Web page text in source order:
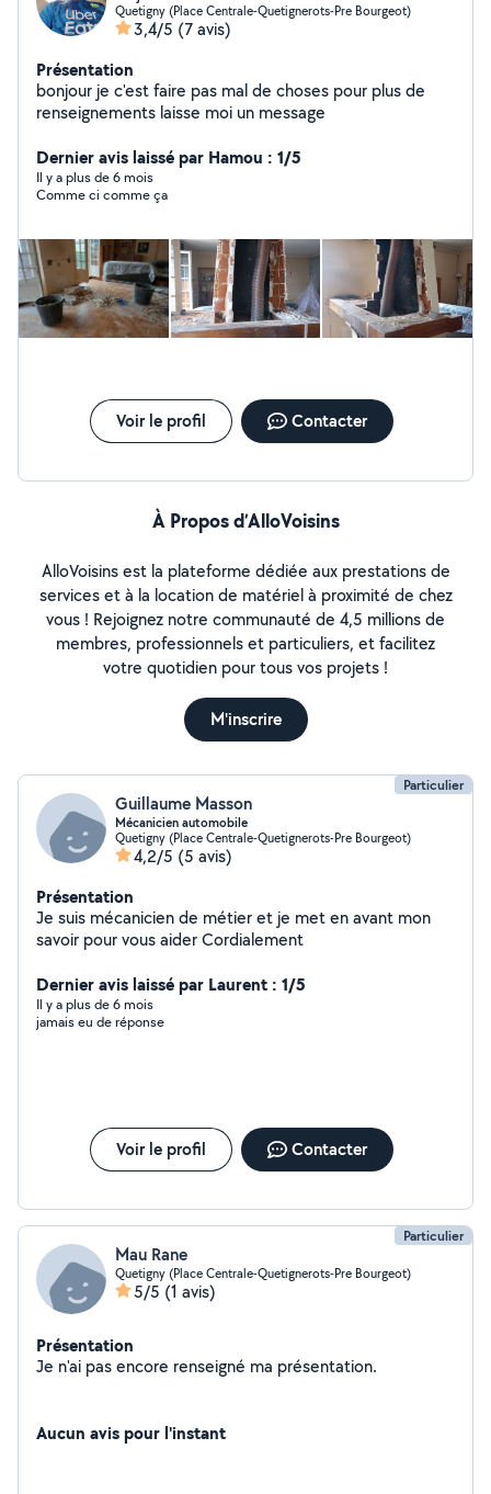
Quetigny (Place Centrale-Quetignerots-Pre Bourgeot)
3,4/5 (7 avis)
Présentation
bonjour je c'est faire pas mal de choses pour plus de
renseignements laisse moi un message
Dernier avis laissé par Hamou : 1/5
Il y a plus de 6 mois
Comme ci comme ça
Voir le profil Contacter
À Propos d’AlloVoisins
AlloVoisins est la plateforme dédiée aux prestations de
services et à la location de matériel à proximité de chez
vous ! Rejoignez notre communauté de 4,5 millions de
membres, professionnels et particuliers, et facilitez
votre quotidien pour tous vos projets !
M'inscrire
Particulier
Guillaume Masson
Mécanicien automobile
Quetigny (Place Centrale-Quetignerots-Pre Bourgeot)
4,2/5 (5 avis)
Présentation
Je suis mécanicien de métier et je met en avant mon
savoir pour vous aider Cordialement
Dernier avis laissé par Laurent : 1/5
Il y a plus de 6 mois
jamais eu de réponse
Voir le profil Contacter
Particulier
Mau Rane
Quetigny (Place Centrale-Quetignerots-Pre Bourgeot)
5/5 (1 avis)
Présentation
Je n'ai pas encore renseigné ma présentation.
Aucun avis pour l'instant